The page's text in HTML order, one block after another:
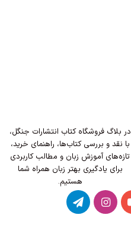
در بلاگ فروشگاه کتاب انتشارات جنگل،
با نقد و بررسی کتاب‌ها، راهنمای خرید،
تازه‌های آموزش زبان و مطالب کاربردی
برای یادگیری بهتر زبان همراه شما
هستیم.
یوتیوباینستاگرامتلگرام